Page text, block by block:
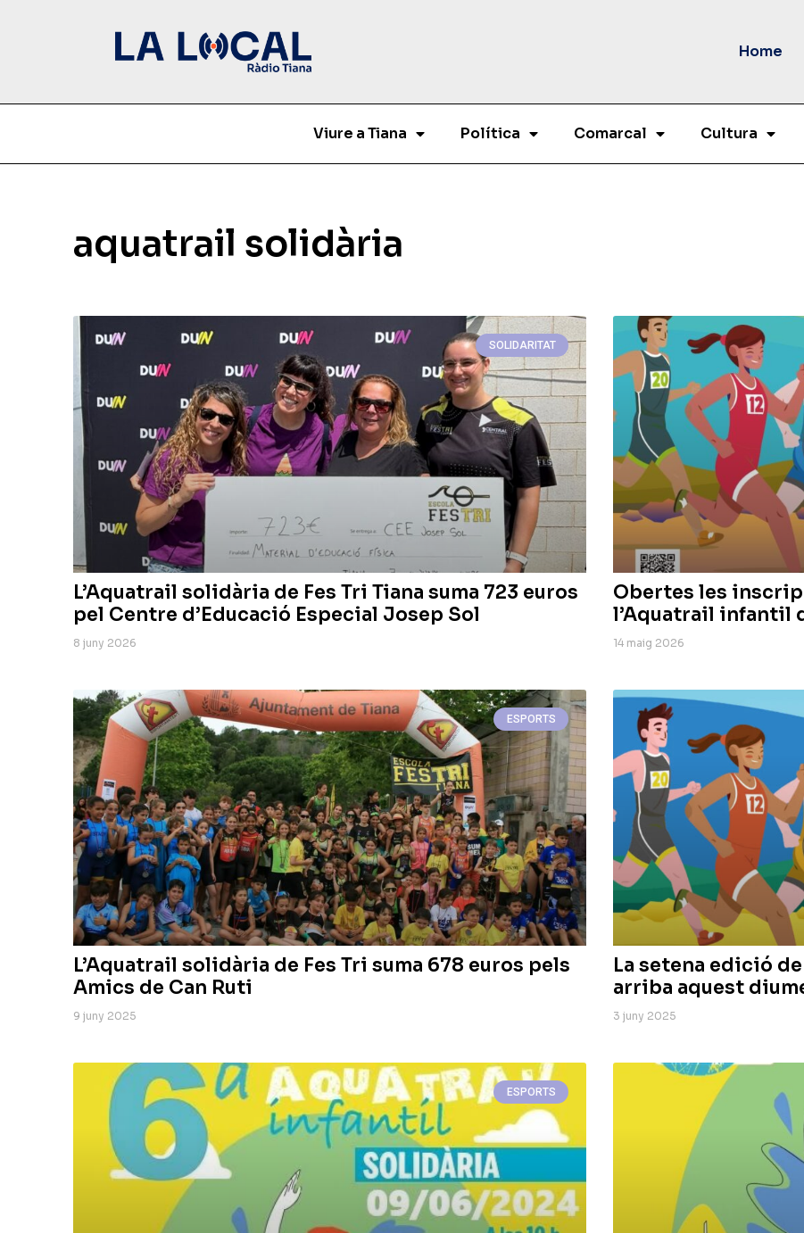
Home
Viure a Tiana Política Comarcal Cultura
aquatrail solidària
SOLIDARITAT
L’Aquatrail solidària de Fes Tri Tiana suma 723 euros
pel Centre d’Educació Especial Josep Sol
8 juny 2026
Obertes les
l’Aquatrail infantil
14 maig 2026
ESPORTS
L’Aquatrail solidària de Fes Tri suma 678 euros pels
Amics de Can Ruti
9 juny 2025
La setena edició
arriba aquest
3 juny 2025
ESPORTS